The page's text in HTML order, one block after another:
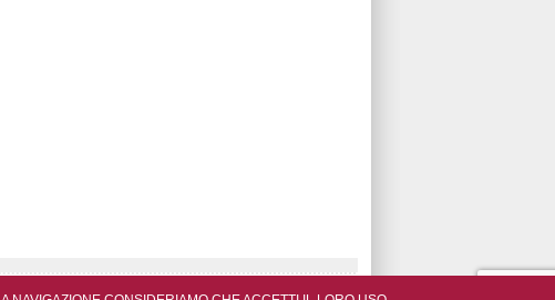
© Portogruaro.Net - VISYSTEM Editoreby TVO srl